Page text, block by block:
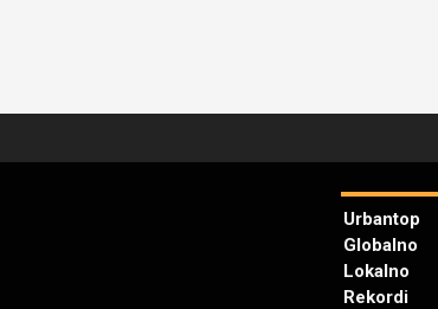
Urbantop
Globalno
Lokalno
Rekordi